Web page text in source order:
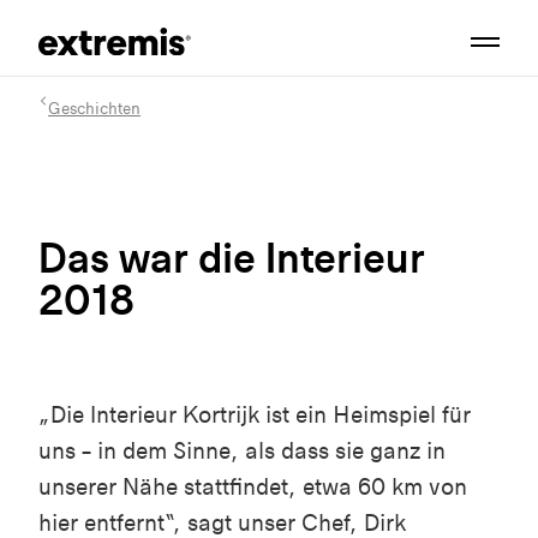
Geschichten
Das war die Interieur
2018
„Die Interieur Kortrijk ist ein Heimspiel für
uns – in dem Sinne, als dass sie ganz in
unserer Nähe stattfindet, etwa 60 km von
hier entfernt“, sagt unser Chef, Dirk